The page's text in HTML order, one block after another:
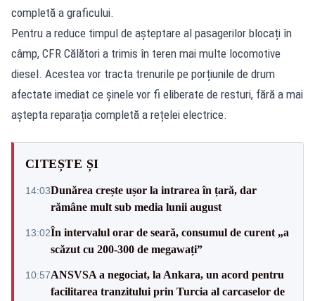
completă a graficului.
Pentru a reduce timpul de așteptare al pasagerilor blocați în
câmp, CFR Călători a trimis în teren mai multe locomotive
diesel. Acestea vor tracta trenurile pe porțiunile de drum
afectate imediat ce șinele vor fi eliberate de resturi, fără a mai
aștepta reparația completă a rețelei electrice.
CITEȘTE ȘI
14:03Dunărea crește ușor la intrarea în țară, dar
rămâne mult sub media lunii august
13:02În intervalul orar de seară, consumul de curent „a
scăzut cu 200-300 de megawați”
10:57ANSVSA a negociat, la Ankara, un acord pentru
facilitarea tranzitului prin Turcia al carcaselor de